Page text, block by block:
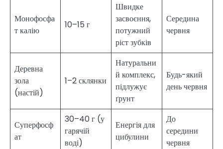
Монофосфа
т калію
10–15 г
Швидке
засвоєння,
потужний
ріст зубків
Середина
червня
Деревна
зола
(настій)
1–2 склянки
Натуральни
й комплекс,
підлужує
ґрунт
Будь-який
день червня
Суперфосф
ат
30–40 г (у
гарячій
воді)
Енергія для
цибулини
До
середини
червня